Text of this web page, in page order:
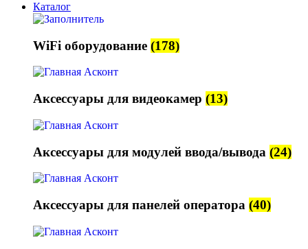
Каталог
WiFi оборудование (178)
Аксессуары для видеокамер (13)
Аксессуары для модулей ввода/вывода (24)
Аксессуары для панелей оператора (40)